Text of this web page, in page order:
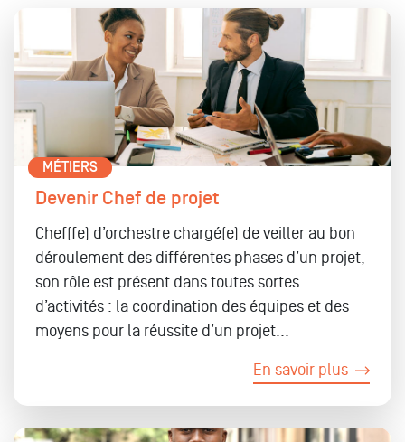
MÉTIERS
Devenir Chef de projet
Chef(fe) d’orchestre chargé(e) de veiller au bon
déroulement des différentes phases d’un projet,
son rôle est présent dans toutes sortes
d’activités : la coordination des équipes et des
moyens pour la réussite d’un projet...
En savoir plus